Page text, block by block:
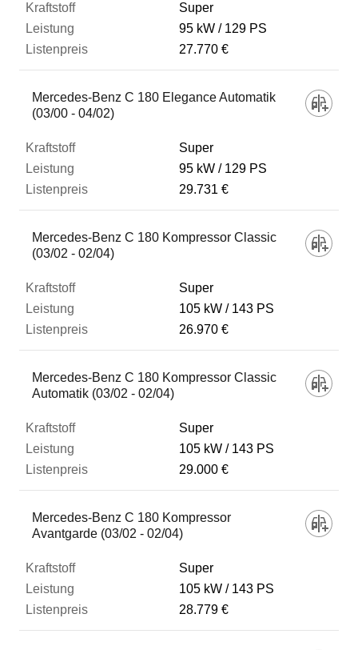
Super
95 kW
129 PS
27.770 €
Mercedes-Benz C 180 Elegance Automatik
(03/00 - 04/02)
Super
95 kW
129 PS
29.731 €
Mercedes-Benz C 180 Kompressor Classic
(03/02 - 02/04)
Super
105 kW
143 PS
26.970 €
Mercedes-Benz C 180 Kompressor Classic
Automatik (03/02 - 02/04)
Super
105 kW
143 PS
29.000 €
Mercedes-Benz C 180 Kompressor
Avantgarde (03/02 - 02/04)
Super
105 kW
143 PS
28.779 €